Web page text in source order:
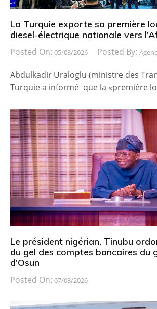
La Turquie exporte sa première
diesel-électrique nationale vers
Posted On: 05/08/2026 Posted By:
Abdulkadir Uraloglu (ministre des
Turquie a informé que la «première
Le président nigérian, Tinubu
du gel des comptes bancaires du
d’Osun
Posted On: 07/08/2026